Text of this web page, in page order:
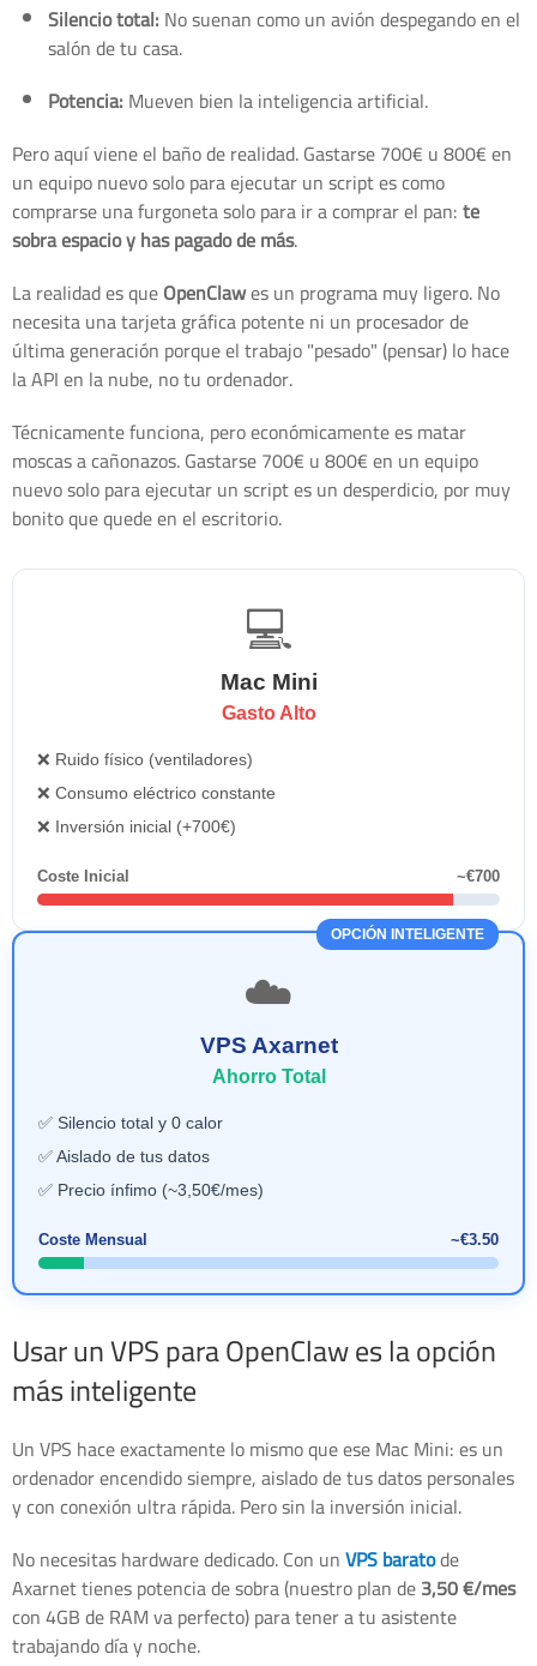
Silencio total: No suenan como un avión despegando en el
salón de tu casa.
Potencia: Mueven bien la inteligencia artificial.
Pero aquí viene el baño de realidad. Gastarse 700€ u 800€ en
un equipo nuevo solo para ejecutar un script es como
comprarse una furgoneta solo para ir a comprar el pan:te
sobra espacio y has pagado de más.
La realidad es queOpenClawes un programa muy ligero. No
necesita una tarjeta gráfica potente ni un procesador de
última generación porque el trabajo "pesado" (pensar) lo hace
la API en la nube, no tu ordenador.
Técnicamente funciona, pero económicamente es matar
moscas a cañonazos. Gastarse 700€ u 800€ en un equipo
nuevo solo para ejecutar un script es un desperdicio, por muy
bonito que quede en el escritorio.
💻
Mac Mini
Gasto Alto
❌ Ruido físico (ventiladores)
❌ Consumo eléctrico constante
❌ Inversión inicial (+700€)
Coste Inicial ~€700
OPCIÓN INTELIGENTE
☁️
VPS Axarnet
Ahorro Total
✅ Silencio total y 0 calor
✅ Aislado de tus datos
✅ Precio ínfimo (~3,50€/mes)
Coste Mensual ~€3.50
Usar un VPS para OpenClaw es la opción
más inteligente
Un VPS hace exactamente lo mismo que ese Mac Mini: es un
ordenador encendido siempre, aislado de tus datos personales
y con conexión ultra rápida. Pero sin la inversión inicial.
No necesitas hardware dedicado. Con unVPS baratode
Axarnet tienes potencia de sobra (nuestro plan de3,50 €/mes
con 4GB de RAM va perfecto) para tener a tu asistente
trabajando día y noche.